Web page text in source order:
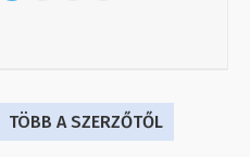
TÖBB A SZERZŐTŐL